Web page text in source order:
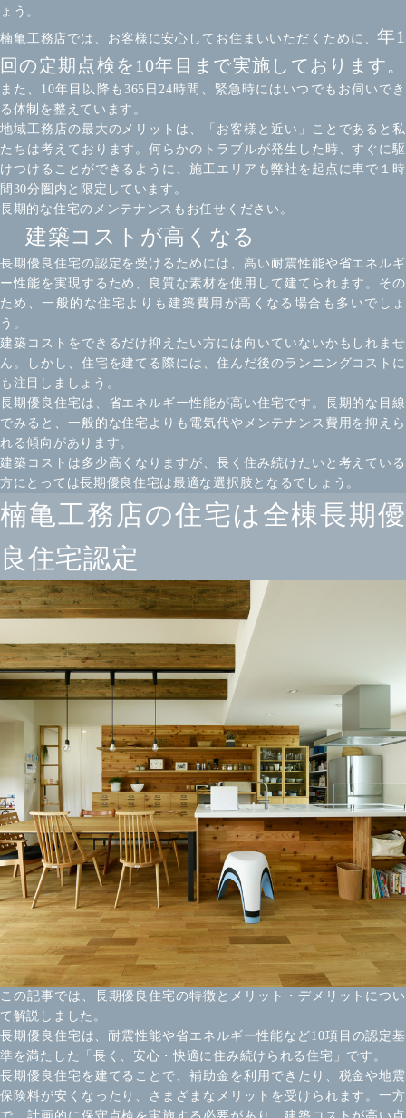
ょう。
楠亀工務店では、お客様に安心してお住まいいただくために、年1
回の定期点検を10年目まで実施しております。
また、10年目以降も365日24時間、緊急時にはいつでもお伺いでき
る体制を整えています。
地域工務店の最大のメリットは、「お客様と近い」ことであると私
たちは考えております。何らかのトラブルが発生した時、すぐに駆
けつけることができるように、施工エリアも弊社を起点に車で１時
間30分圏内と限定しています。
長期的な住宅のメンテナンスもお任せください。
建築コストが高くなる
長期優良住宅の認定を受けるためには、高い耐震性能や省エネルギ
ー性能を実現するため、良質な素材を使用して建てられます。その
ため、一般的な住宅よりも建築費用が高くなる場合も多いでしょ
う。
建築コストをできるだけ抑えたい方には向いていないかもしれませ
ん。しかし、住宅を建てる際には、住んだ後のランニングコストに
も注目しましょう。
長期優良住宅は、省エネルギー性能が高い住宅です。長期的な目線
でみると、一般的な住宅よりも電気代やメンテナンス費用を抑えら
れる傾向があります。
建築コストは多少高くなりますが、長く住み続けたいと考えている
方にとっては長期優良住宅は最適な選択肢となるでしょう。
楠亀工務店の住宅は全棟長期優
良住宅認定
この記事では、長期優良住宅の特徴とメリット・デメリットについ
て解説しました。
長期優良住宅は、耐震性能や省エネルギー性能など10項目の認定基
準を満たした「長く、安心・快適に住み続けられる住宅」です。
長期優良住宅を建てることで、補助金を利用できたり、税金や地震
保険料が安くなったり、さまざまなメリットを受けられます。一方